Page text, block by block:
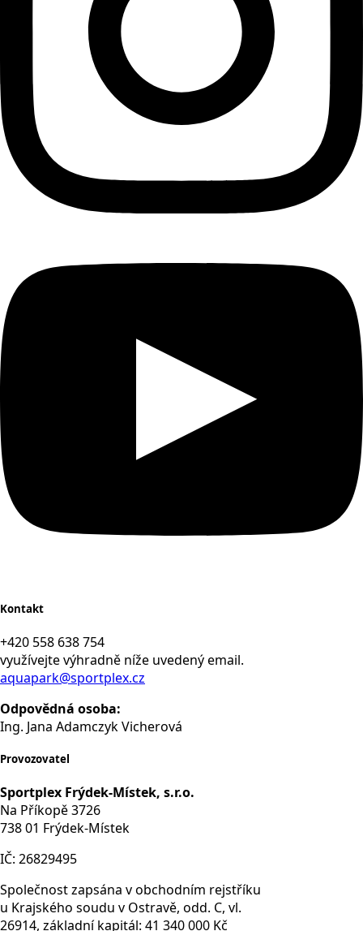
Kontakt
+420 558 638 754
využívejte výhradně níže uvedený email.
aquapark@sportplex.cz
Odpovědná osoba:
Ing. Jana Adamczyk Vicherová
Provozovatel
Sportplex Frýdek-Místek, s.r.o.
Na Příkopě 3726
738 01 Frýdek-Místek
IČ: 26829495
Společnost zapsána v obchodním rejstříku
u Krajského soudu v Ostravě, odd. C, vl.
26914, základní kapitál: 41 340 000 Kč